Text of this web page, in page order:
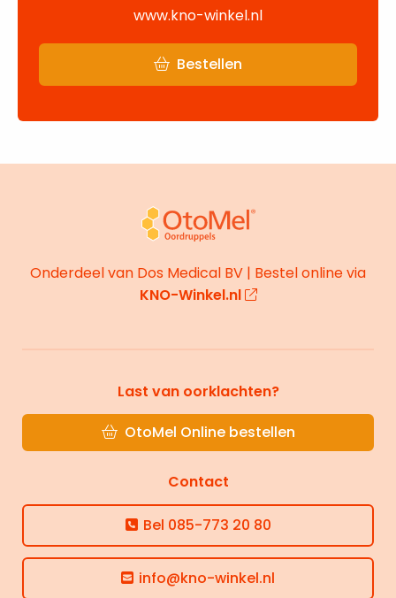
www.kno-winkel.nl
Bestellen
footer
Onderdeel van Dos Medical BV | Bestel online via
KNO-Winkel.nl
Contact
Bel 085-773 20 80
info@kno-winkel.nl
Last van oorklachten?
OtoMel Online bestellen